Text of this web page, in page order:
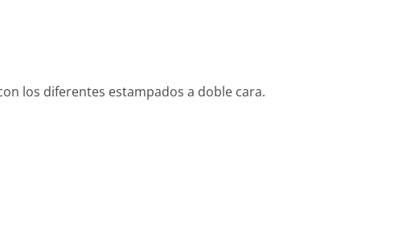
los diferentes estampados a doble cara.